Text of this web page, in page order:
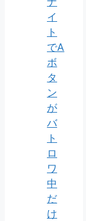
イ
ト
でA
ボ
タ
ン
が
バ
ト
ロ
ワ
中
だ
け